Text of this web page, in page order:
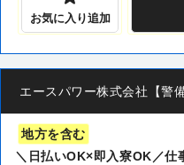
お気に入り追加
エースパワー株式会社【警
地方を含む
＼日払いOK×即入寮OK／仕